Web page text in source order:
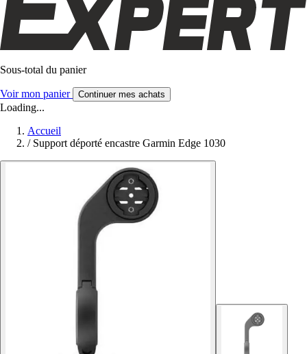
Sous-total du panier
Voir mon panier Continuer mes achats
Loading...
Accueil
/ Support déporté encastre Garmin Edge 1030